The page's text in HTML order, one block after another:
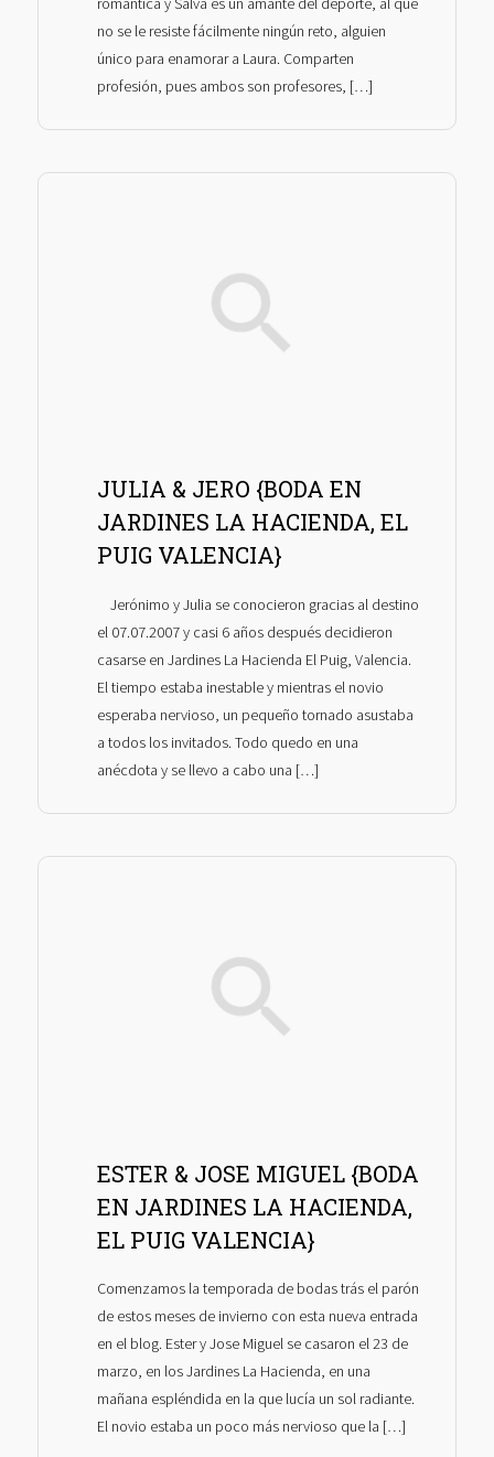
no se le resiste fácilmente ningún reto, alguien
único para enamorar a Laura. Comparten
profesión, pues ambos son profesores, […]
JULIA & JERO {BODA EN
JARDINES LA HACIENDA, EL
PUIG VALENCIA}
Jerónimo y Julia se conocieron gracias al destino
el 07.07.2007 y casi 6 años después decidieron
casarse en Jardines La Hacienda El Puig, Valencia.
El tiempo estaba inestable y mientras el novio
esperaba nervioso, un pequeño tornado asustaba
a todos los invitados. Todo quedo en una
anécdota y se llevo a cabo una […]
ESTER & JOSE MIGUEL {BODA
EN JARDINES LA HACIENDA,
EL PUIG VALENCIA}
Comenzamos la temporada de bodas trás el parón
de estos meses de invierno con esta nueva entrada
en el blog. Ester y Jose Miguel se casaron el 23 de
marzo, en los Jardines La Hacienda, en una
mañana espléndida en la que lucía un sol radiante.
El novio estaba un poco más nervioso que la […]